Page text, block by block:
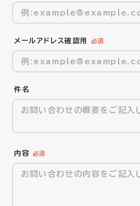
メールアドレス確認用
件名
内容